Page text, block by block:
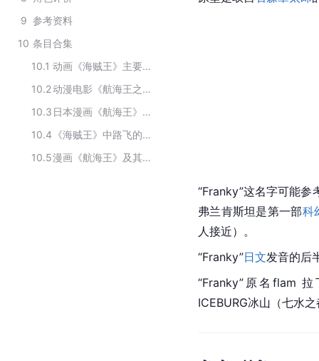
9 参考资料
10 条目合集
10.1
动画《海贼王》主要角色
10.2
动漫电影《航海王之黄金城》主要角色
10.3
日本漫画《航海王》中的角色
10.4
《海贼王》中路飞的伙伴
10.5
漫画《航海王》及其衍生作品中的角色
“Franky”这名字可能参
弗兰肯斯坦是第一部科
人接近）。
“Franky”日文发音的后
“Franky”原名flam
ICEBURG冰山（七水